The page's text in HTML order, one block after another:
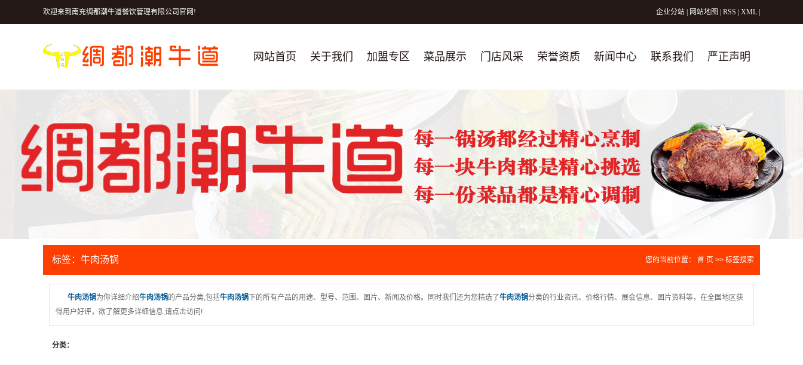
欢迎来到南充绸都潮牛道餐饮管理有限公司官网! 企业分站 网站地图 RSS XML
网站首页 关于我们
骨干精英简介
联系我们
团队展示
专题宣传片
加盟专区 菜品展示 门店风采 荣誉资质 新闻中心
技术知识
联系我们 严正声明
标签：牛肉汤锅 您的当前位置： 首 页 >> 标签搜索
牛肉汤锅为你详细介绍牛肉汤锅的产品分类,包括牛肉汤锅 下的所有产品的用途、型号、范围、图片、新闻及价格。同时我们还为您精选了牛肉汤锅分类的行业资讯、价格行情、展会信息、图片资料等，在全国地区获
得用户好评，欲了解更多详细信息,请点击访问!
分类：